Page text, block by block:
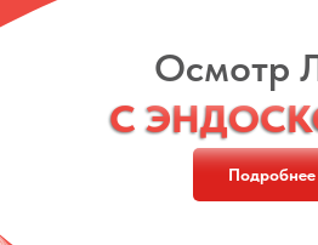
Осмотр
С
С
Подробнее